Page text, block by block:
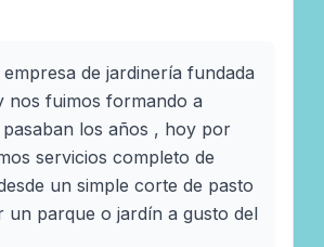
de jardinería fundada
nos fuimos formando a
pasaban los años , hoy por
servicios completo de
un simple corte de pasto
un parque o jardín a gusto del